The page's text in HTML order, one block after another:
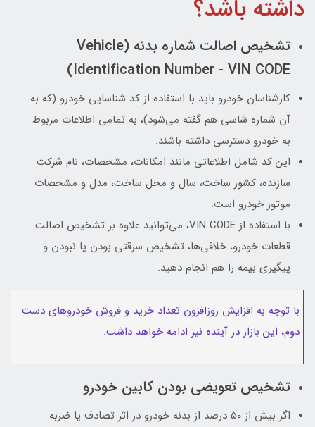
داشته باشد؟
تشخیص اصالت شماره بدنه (Vehicle
Identification Number - VIN CODE)
کارشناسان خودرو باید با استفاده از کد شناسایی خودرو (که به
آن شماره شاسی هم گفته می‌شود)، به تمامی اطلاعات مربوط
به خودرو دسترسی داشته باشند.
این کد شامل اطلاعاتی مانند امکانات، مشخصات، نام شرکت
سازنده، کشور ساخت، سال و محل ساخت، مدل و مشخصات
موتور خودرو است.
با استفاده از VIN CODE، می‌توانید علاوه بر تشخیص اصالت
قطعات خودرو، خلافی‌ها، تشخیص سرقتی بودن یا نبودن و
پیگیری بیمه را هم انجام دهید.
با توجه به افزایش روزافزون تعداد خرید و فروش خودروهای دست
دوم، این بازار در آینده نیز ادامه خواهد داشت.
تشخیص تعویضی بودن کابین خودرو
اگر بیش از ۵۰ درصد از بدنه خودرو در اثر تصادف یا ضربه